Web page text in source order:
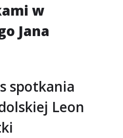
w
Jana
spotkania
Leon